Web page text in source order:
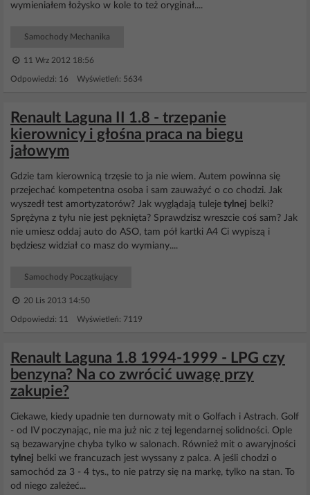
wymieniałem łożysko w kole to też oryginał....
Samochody Mechanika
11 Wrz 2012 18:56
Odpowiedzi: 16 Wyświetleń: 5634
Renault Laguna II 1.8 - trzepanie
kierownicy i głośna praca na biegu
jałowym
Gdzie tam kierownicą trzęsie to ja nie wiem. Autem powinna się
przejechać kompetentna osoba i sam zauważyć o co chodzi. Jak
wyszedł test amortyzatorów? Jak wyglądają tuleje tylnej belki?
Sprężyna z tyłu nie jest pęknięta? Sprawdzisz wreszcie coś sam? Jak
nie umiesz oddaj auto do ASO, tam pół kartki A4 Ci wypiszą i
będziesz widział co masz do wymiany....
Samochody Początkujący
20 Lis 2013 14:50
Odpowiedzi: 11 Wyświetleń: 7119
Renault Laguna 1.8 1994-1999 - LPG czy
benzyna? Na co zwrócić uwagę przy
zakupie?
Ciekawe, kiedy upadnie ten durnowaty mit o Golfach i Astrach. Golf
- od IV poczynając, nie ma już nic z tej legendarnej solidności. Ople
są bezawaryjne chyba tylko w salonach. Również mit o awaryjności
tylnej belki we francuzach jest wyssany z palca. A jeśli chodzi o
samochód za 3 - 4 tys., to nie patrzy się na markę, tylko na stan. To
od niego zależeć...